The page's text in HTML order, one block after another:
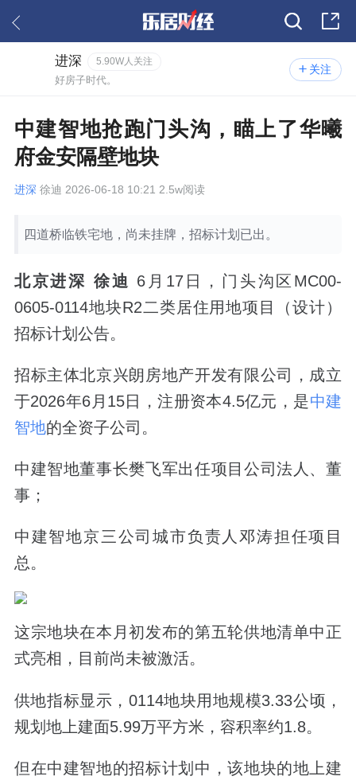
关注
进深 5.90W人关注
好房子时代。
中建智地抢跑门头沟，瞄上了华曦
府金安隔壁地块
进深 徐迪 2026-06-18 10:21 2.5w阅读
四道桥临铁宅地，尚未挂牌，招标计划已出。
北京进深 徐迪 6月17日，门头沟区MC00-
0605-0114地块R2二类居住用地项目（设计）
招标计划公告。
招标主体北京兴朗房地产开发有限公司，成立
于2026年6月15日，注册资本4.5亿元，是中建
智地的全资子公司。
中建智地董事长樊飞军出任项目公司法人、董
事；
中建智地京三公司城市负责人邓涛担任项目
总。
这宗地块在本月初发布的第五轮供地清单中正
式亮相，目前尚未被激活。
供地指标显示，0114地块用地规模3.33公顷，
规划地上建面5.99万平方米，容积率约1.8。
但在中建智地的招标计划中，该地块的地上建